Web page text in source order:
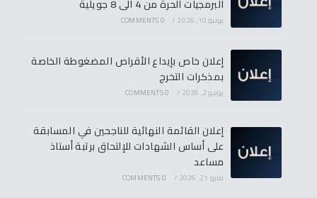
البرمجيات الحرة من 4 الى 8 جويلية
يونيو 10, 2026 /
0 COMMENTS
إعلان خاص بإيداع الأقراص المضغوطة الخاصة
بمذكرات التخرج
يونيو 2, 2026 /
0 COMMENTS
إعلان القائمة النهائية للناجحين في المسابقة
على أساس الشهادات للإلتحاق برتبة أستاذ
مساعد
مايو 21, 2026 /
0 COMMENTS